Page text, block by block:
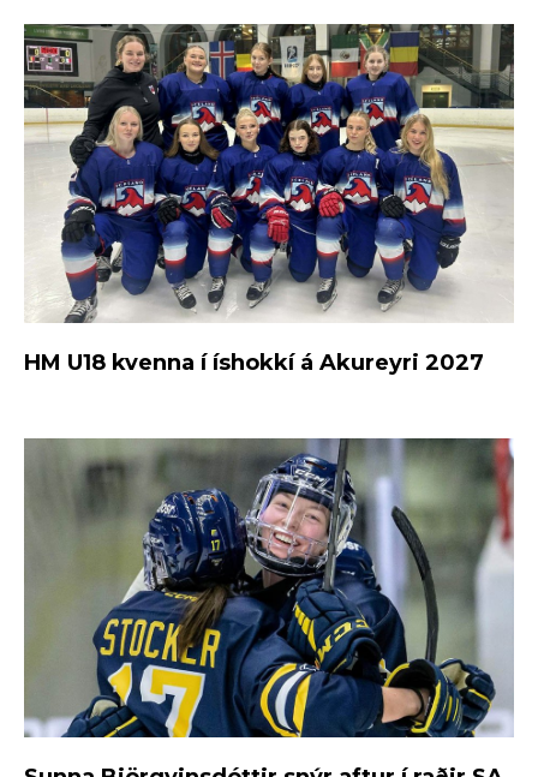
HM U18 kvenna í íshokkí á Akureyri 2027